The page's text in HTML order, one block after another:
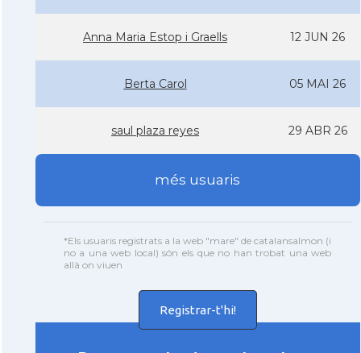
Anna Maria Estop i Graells 12 JUN 26
Berta Carol 05 MAI 26
saul plaza reyes 29 ABR 26
més usuaris
*Els usuaris registrats a la web "mare" de catalansalmon (i
no a una web local) són els que no han trobat una web
allà on viuen
Registrar-t'hi!